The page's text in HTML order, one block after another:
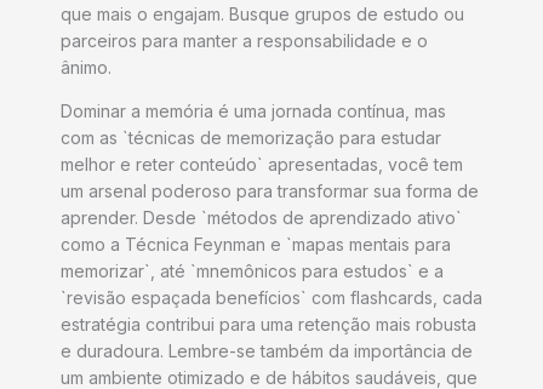
que mais o engajam. Busque grupos de estudo ou
parceiros para manter a responsabilidade e o
ânimo.
Dominar a memória é uma jornada contínua, mas
com as `técnicas de memorização para estudar
melhor e reter conteúdo` apresentadas, você tem
um arsenal poderoso para transformar sua forma de
aprender. Desde `métodos de aprendizado ativo`
como a Técnica Feynman e `mapas mentais para
memorizar`, até `mnemônicos para estudos` e a
`revisão espaçada benefícios` com flashcards, cada
estratégia contribui para uma retenção mais robusta
e duradoura. Lembre-se também da importância de
um ambiente otimizado e de hábitos saudáveis, que